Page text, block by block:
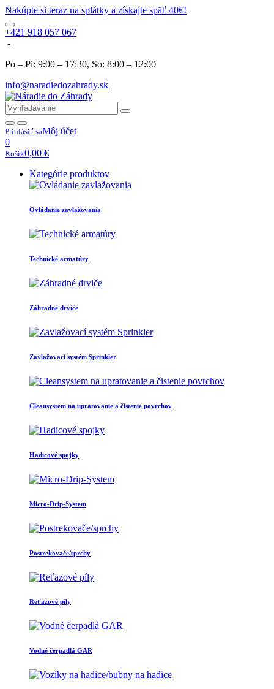
Nakúpte si teraz na splátky a získajte späť 40€!
+421 918 057 067
-
Po – Pi: 9:00 – 17:30, So: 8:00 – 12:00
info@naradiedozahrady.sk
Prihlásiť saMôj účet
0
Košík0,00 €
Kategórie produktov
Ovládanie zavlažovania
Technické armatúry
Záhradné drviče
Zavlažovací systém Sprinkler
Cleansystem na upratovanie a čistenie povrchov
Hadicové spojky
Micro-Drip-System
Postrekovače/sprchy
Reťazové píly
Vodné čerpadlá GAR